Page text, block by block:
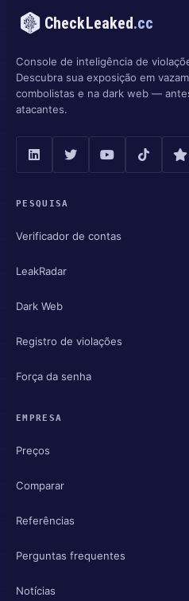
CheckLeaked.cc
Console de inteligência de
Descubra sua exposição em
combolistas e na dark web —
atacantes.
PESQUISA
Verificador de contas
LeakRadar
Dark Web
Registro de violações
Força da senha
EMPRESA
Preços
Comparar
Referências
Perguntas frequentes
Notícias